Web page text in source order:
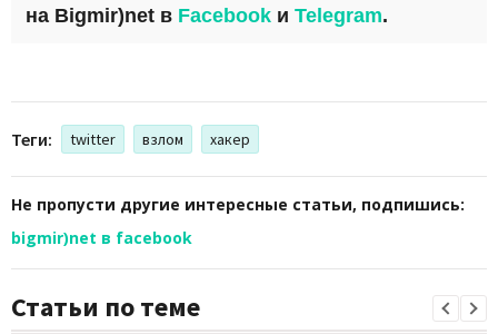
на Bigmir)net в Facebook и Telegram.
Теги: twitter взлом хакер
Не пропусти другие интересные статьи, подпишись:
bigmir)net в facebook
Статьи по теме